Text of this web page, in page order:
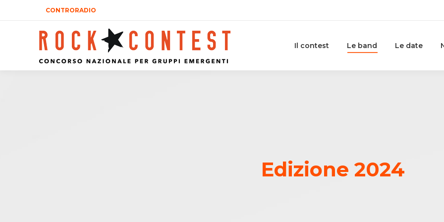
CONTRORADIO
Il contest Le band Le date
Edizione 2024